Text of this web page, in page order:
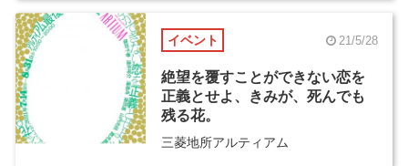
イベント 21/5/28
絶望を覆すことができない恋を
正義とせよ、きみが、死んでも
残る花。
三菱地所アルティアム